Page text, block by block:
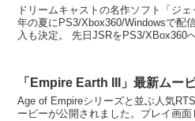
ドリームキャストの名作ソフト「ジ
年の夏にPS3/Xbox360/Windowsで配
入も決定。 先日JSRをPS3/XBox360へ移植して、と書いたその翌日
「Empire Earth III」最新ムー
Age of Empireシリーズと並ぶ人気
ービーが公開されました。プレイ画面